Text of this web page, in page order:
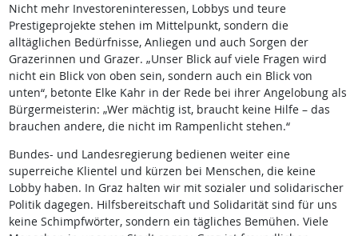
Nicht mehr Investoreninteressen, Lobbys und teure
Prestigeprojekte stehen im Mittelpunkt, sondern die
alltäglichen Bedürfnisse, Anliegen und auch Sorgen der
Grazerinnen und Grazer. „Unser Blick auf viele Fragen wird
nicht ein Blick von oben sein, sondern auch ein Blick von
unten“, betonte Elke Kahr in der Rede bei ihrer Angelobung als
Bürgermeisterin: „Wer mächtig ist, braucht keine Hilfe – das
brauchen andere, die nicht im Rampenlicht stehen.“
Bundes- und Landesregierung bedienen weiter eine
superreiche Klientel und kürzen bei Menschen, die keine
Lobby haben. In Graz halten wir mit sozialer und solidarischer
Politik dagegen. Hilfsbereitschaft und Solidarität sind für uns
keine Schimpfwörter, sondern ein tägliches Bemühen. Viele